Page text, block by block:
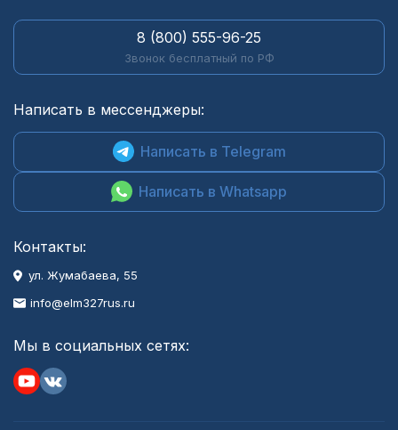
8 (800) 555-96-25
Звонок бесплатный по РФ
Написать в мессенджеры:
Написать в Telegram
Написать в Whatsapp
Контакты:
ул. Жумабаева, 55
info@elm327rus.ru
Мы в социальных сетях: